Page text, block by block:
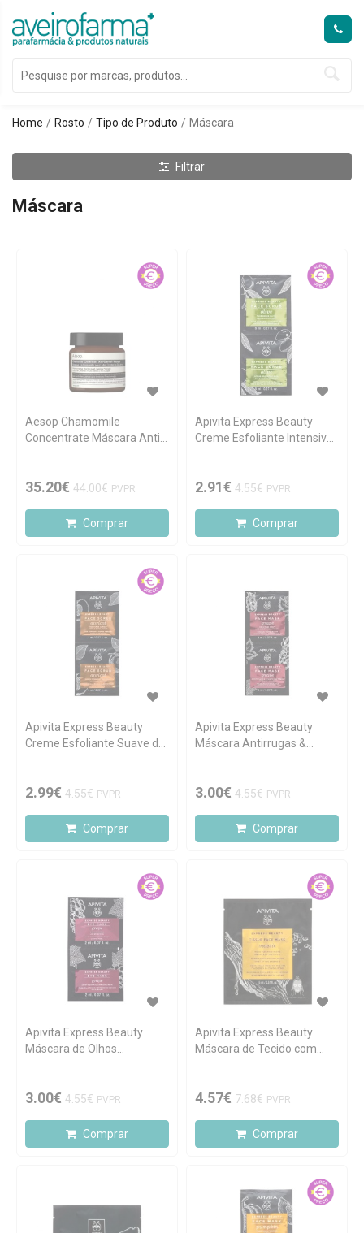
Home Rosto Tipo de Produto Máscara
Filtrar
Máscara
Aesop Chamomile
Concentrate Máscara Anti-
35.20€ 44.00€ PVPR
Comprar
Apivita Express Beauty
Creme Esfoliante Intensivo
2.91€ 4.55€ PVPR
Comprar
Apivita Express Beauty
Creme Esfoliante Suave de
2.99€ 4.55€ PVPR
Comprar
Apivita Express Beauty
Máscara Antirrugas &
3.00€ 4.55€ PVPR
Comprar
Apivita Express Beauty
Máscara de Olhos
3.00€ 4.55€ PVPR
Comprar
Apivita Express Beauty
Máscara de Tecido com
4.57€ 7.68€ PVPR
Comprar